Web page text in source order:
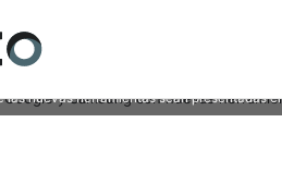
las nuevas herramientas sean presentadas